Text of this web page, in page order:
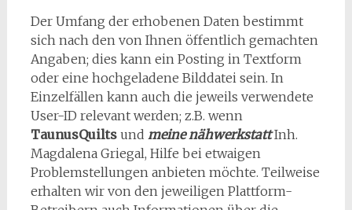
Der Umfang der erhobenen Daten bestimmt
sich nach den von Ihnen öffentlich gemachten
Angaben; dies kann ein Posting in Textform
oder eine hochgeladene Bilddatei sein. In
Einzelfällen kann auch die jeweils verwendete
User-ID relevant werden; z.B. wenn
TaunusQuiltsund meine nähwerkstattInh.
Magdalena Griegal, Hilfe bei etwaigen
Problemstellungen anbieten möchte. Teilweise
erhalten wir von den jeweiligen Plattform-